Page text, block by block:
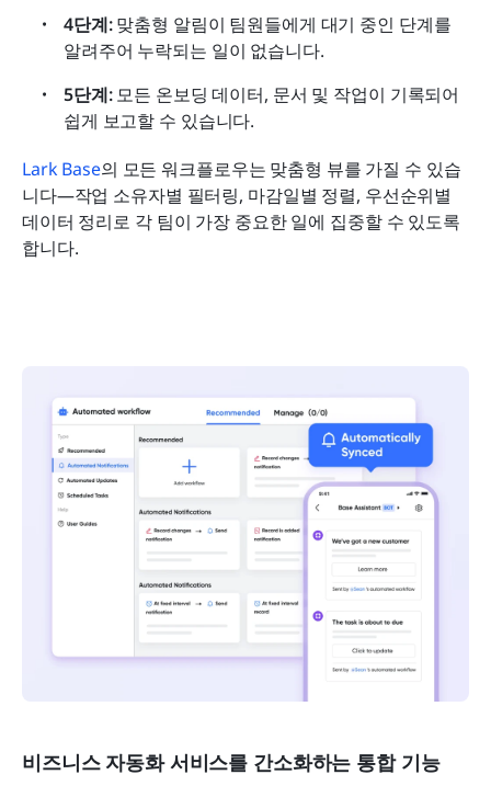
4단계: 맞춤형 알림이 팀원들에게 대기 중인 단계를
알려주어 누락되는 일이 없습니다.
5단계: 모든 온보딩 데이터, 문서 및 작업이 기록되어
쉽게 보고할 수 있습니다.
Lark Base의 모든 워크플로우는 맞춤형 뷰를 가질 수 있습
니다—작업 소유자별 필터링, 마감일별 정렬, 우선순위별
데이터 정리로 각 팀이 가장 중요한 일에 집중할 수 있도록
합니다.
비즈니스 자동화 서비스를 간소화하는 통합 기능